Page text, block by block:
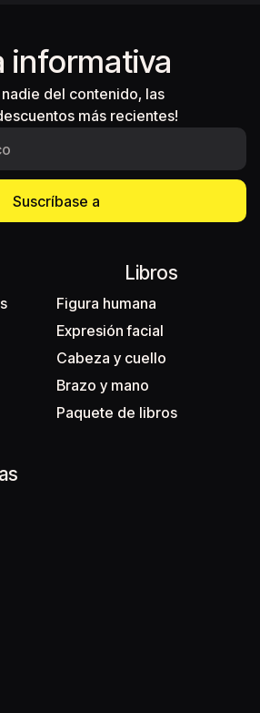
informativa
nadie del contenido, las
más recientes!
Suscríbase a
Libros
Figura humana
Expresión facial
Cabeza y cuello
Brazo y mano
Paquete de libros